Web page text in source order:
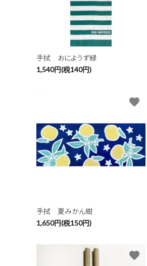
手拭 おにようず緑
1,540円(税140円)
手拭 夏みかん紺
1,650円(税150円)
favorite
favorite